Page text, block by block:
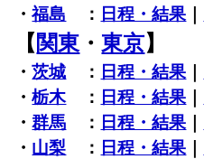
・福島 ： 日程・結果｜
【 関東・東京】
・茨城 ： 日程・結果｜
・栃木： 日程・結果｜
・群馬 ： 日程・結果｜
・ 山梨 ： 日程・結果｜